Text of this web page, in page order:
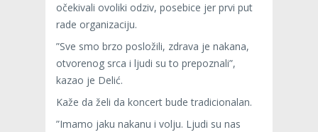
očekivali ovoliki odziv, posebice jer prvi put
rade organizaciju.
”Sve smo brzo posložili, zdrava je nakana,
otvorenog srca i ljudi su to prepoznali”,
kazao je Delić.
Kaže da želi da koncert bude tradicionalan.
”Imamo jaku nakanu i volju. Ljudi su nas